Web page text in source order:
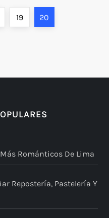
Página
19 Página
20
Románticos De Lima
Repostería, Pastelería Y